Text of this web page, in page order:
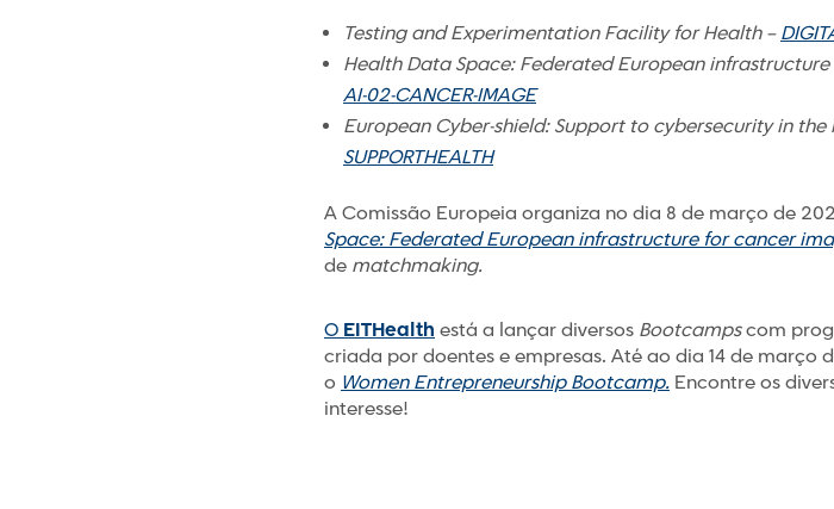
Testing and Experimentation Facility for Health –
Health Data Space: Federated European
AI-02-CANCER-IMAGE
European Cyber-shield: Support to cybersecurity in
SUPPORTHEALTH
A Comissão Europeia organiza no dia 8 de março de
Space: Federated European infrastructure for cancer
de matchmaking.
O EITHealth está a lançar diversos Bootcampscom
criada por doentes e empresas. Até ao dia 14 de março
o Women Entrepreneurship Bootcamp. Encontre os
interesse!